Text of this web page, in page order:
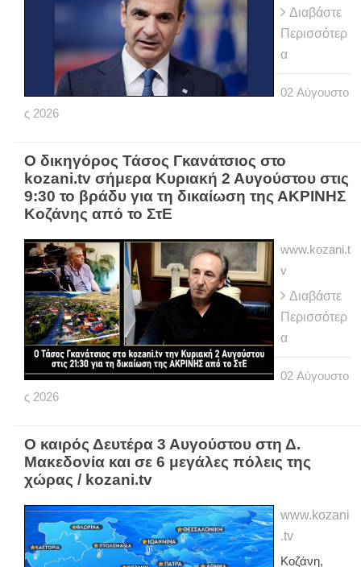
Διαβάστε
Περισσότερ
α
02 Αύγουστο
ς 2026
Ο δικηγόρος Τάσος Γκανάτσιος στο
kozani.tv σήμερα Κυριακή 2 Αυγούστου στις
9:30 το βράδυ για τη δικαίωση της ΑΚΡΙΝΗΣ
Κοζάνης από το ΣτΕ
www.kozani.t
v
Διαβάστε
Περισσότερ
α
02 Αύγουστο
ς 2026
Ο καιρός Δευτέρα 3 Αυγούστου στη Δ.
Μακεδονία και σε 6 μεγάλες πόλεις της
χώρας / kozani.tv
www.kozani
.tv
Κοζάνη,